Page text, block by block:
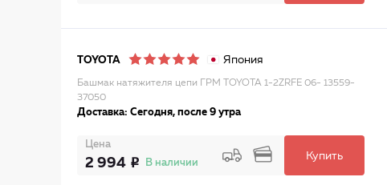
TOYOTA Япония
Башмак натяжителя цепи ГРМ TOYOTA 1-2ZRFE 06- 13559-
37050
Доставка: Сегодня, после 9 утра
Цена
2 994 В наличии
Купить